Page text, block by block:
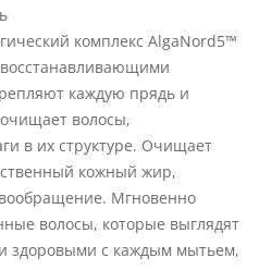
комплекс AlgaNord5™
каждую прядь и
волосы,
в их структуре. Очищает
кожный жир,
Мгновенно
волосы, которые выглядят
здоровыми с каждым мытьем,